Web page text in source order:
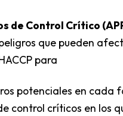
de Control Crítico
que pueden
para
potenciales en cada
control críticos en los